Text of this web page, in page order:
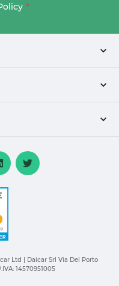
*
Ltd | Daicar Srl Via Del Porto
14570951005